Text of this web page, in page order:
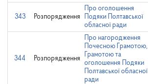
343 Розпорядження
Про оголошення
Подяки Полтавської
обласної ради
344 Розпорядження
Про нагородження
Почесною Грамотою,
Грамотою та
оголошення Подяки
Полтавської обласної
ради